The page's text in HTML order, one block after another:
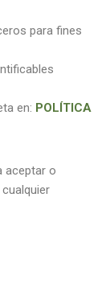
para fines
en: POLÍTICA
aceptar o